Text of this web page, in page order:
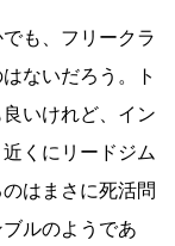
も、フリークラ
ないだろう。ト
いけれど、イン
くにリードジム
はまさに死活問
ルのようであ